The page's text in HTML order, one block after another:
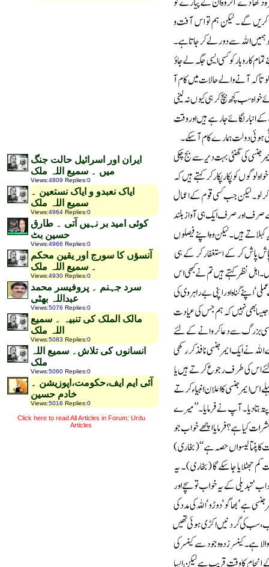
ایران اور اسرائیل حالت جنگ
میں ۔ سمیع اللہ ملک
Views:4809 Replies:0
ایاک نعبدو و ایاک نستعین ۔
سمیع اللہ ملک
Views:4964 Replies:0
کوئی امید بر نہیں آتی ۔ طارق
حسین بٹ
Views:4966 Replies:0
آنسؤں کا سورج اور یقین محکم
۔ سمیع اللہ ملک
Views:4930 Replies:0
سرد جہنم ۔ پروفیسر محمد
عبداللہ بھٹی
Views:5076 Replies:0
مالک الملک کی تنبیہ ۔ سمیع
اللہ ملک
Views:5083 Replies:0
انسانوں کی تلاش۔ سمیع اللہ
ملک
Views:5060 Replies:0
آئی ایم ایف،حکومت،اپوزیشن ۔
خادم حسین
Views:5016 Replies:0
Click here to read All Articles in Forum: Urdu
Articles